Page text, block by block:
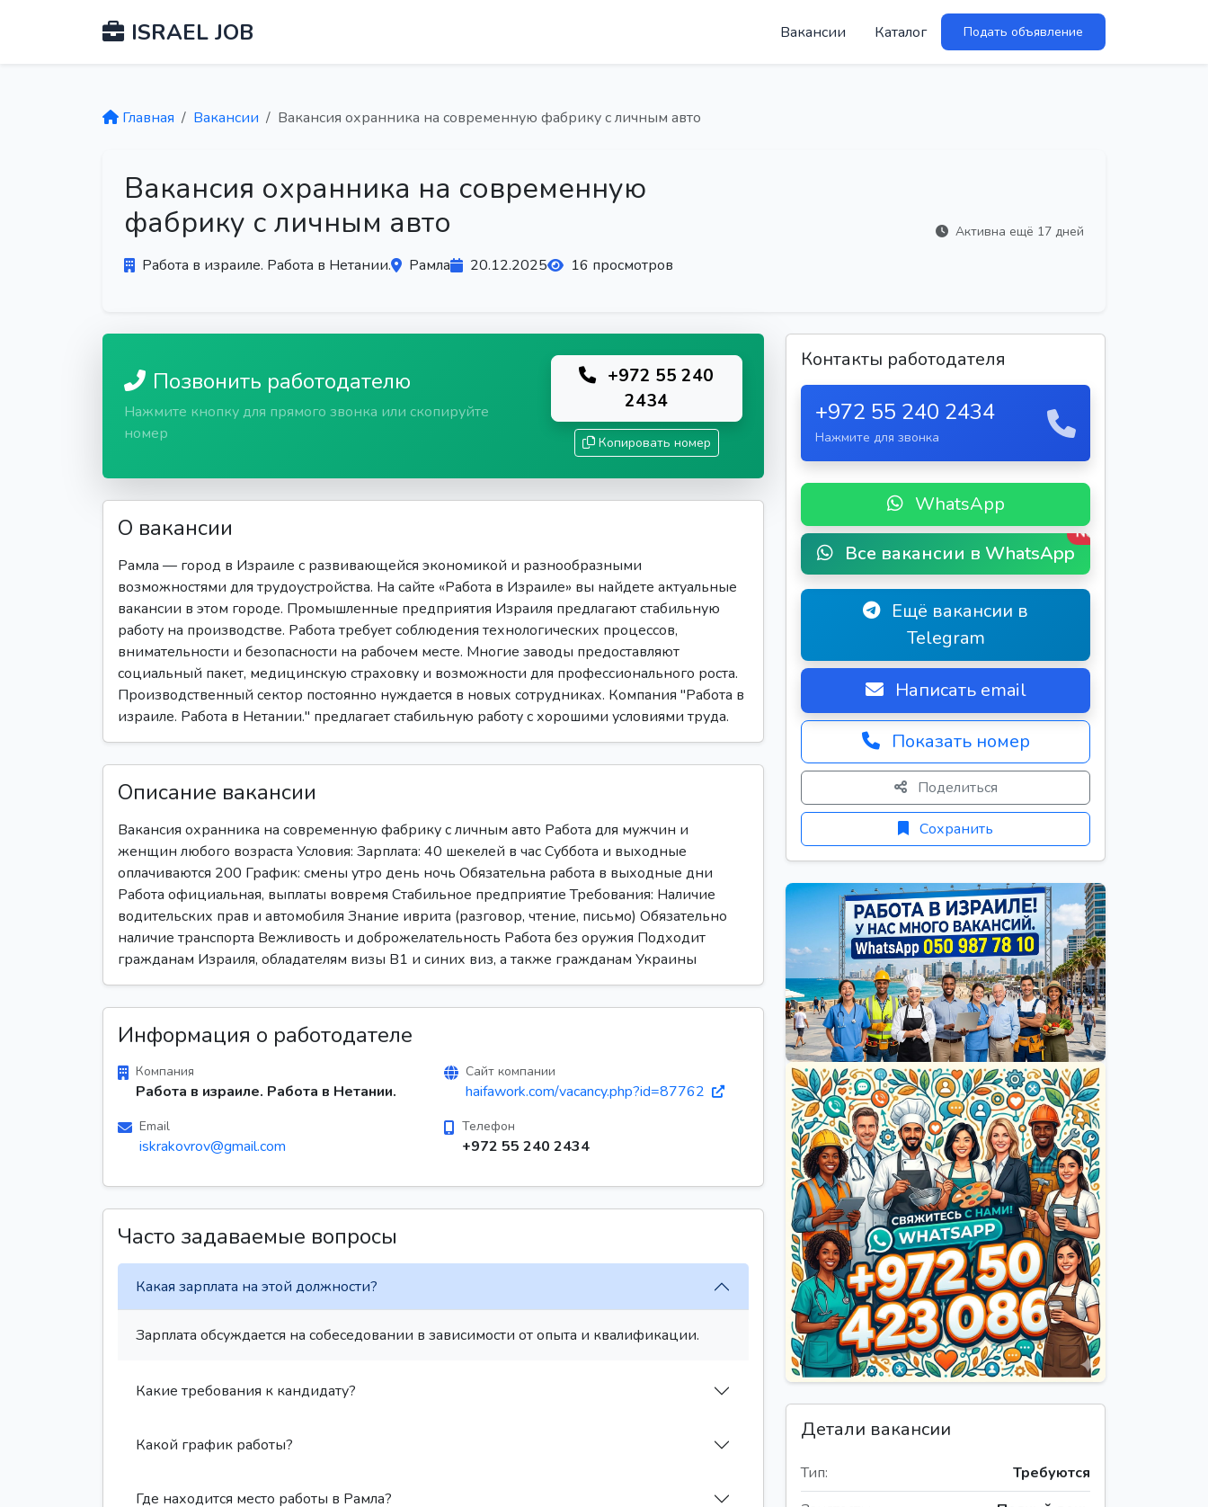
ISRAEL JOB Вакансии Каталог Подать объявление
Главная Вакансии Вакансия охранника на современную фабрику с личным авто
Вакансия охранника на современную
фабрику с личным авто
Работа в израиле. Работа в Нетании. Рамла 20.12.2025 16 просмотров
Активна ещё 17 дней
Позвонить работодателю
Нажмите кнопку для прямого звонка или скопируйте
номер
+972 55 240
2434
Копировать номер
О вакансии
Рамла — город в Израиле с развивающейся экономикой и разнообразными
возможностями для трудоустройства. На сайте «Работа в Израиле» вы найдете актуальные
вакансии в этом городе. Промышленные предприятия Израиля предлагают стабильную
работу на производстве. Работа требует соблюдения технологических процессов,
внимательности и безопасности на рабочем месте. Многие заводы предоставляют
социальный пакет, медицинскую страховку и возможности для профессионального роста.
Производственный сектор постоянно нуждается в новых сотрудниках. Компания "Работа в
израиле. Работа в Нетании." предлагает стабильную работу с хорошими условиями труда.
Описание вакансии
Вакансия охранника на современную фабрику с личным авто Работа для мужчин и
женщин любого возраста Условия: Зарплата: 40 шекелей в час Суббота и выходные
оплачиваются 200 График: смены утро день ночь Обязательна работа в выходные дни
Работа официальная, выплаты вовремя Стабильное предприятие Требования: Наличие
водительских прав и автомобиля Знание иврита (разговор, чтение, письмо) Обязательно
наличие транспорта Вежливость и доброжелательность Работа без оружия Подходит
гражданам Израиля, обладателям визы B1 и синих виз, а также гражданам Украины
Информация о работодателе
Компания
Работа в израиле. Работа в Нетании.
Сайт компании
haifawork.com/vacancy.php?id=87762
Email
iskrakovrov@gmail.com
Телефон
+972 55 240 2434
Часто задаваемые вопросы
Какая зарплата на этой должности?
Зарплата обсуждается на собеседовании в зависимости от опыта и квалификации.
Какие требования к кандидату?
Какой график работы?
Где находится место работы в Рамла?
Контакты работодателя
+972 55 240 2434
Нажмите для звонка
WhatsApp
Все вакансии в WhatsApp
New
Ещё вакансии в
Telegram
Написать email
Показать номер
Поделиться
Сохранить
Детали вакансии
Тип:
Требуются